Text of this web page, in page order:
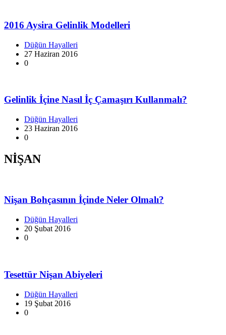
2016 Aysira Gelinlik Modelleri
Düğün Hayalleri
27 Haziran 2016
0
Gelinlik İçine Nasıl İç Çamaşırı Kullanmalı?
Düğün Hayalleri
23 Haziran 2016
0
NİŞAN
Nişan Bohçasının İçinde Neler Olmalı?
Düğün Hayalleri
20 Şubat 2016
0
Tesettür Nişan Abiyeleri
Düğün Hayalleri
19 Şubat 2016
0